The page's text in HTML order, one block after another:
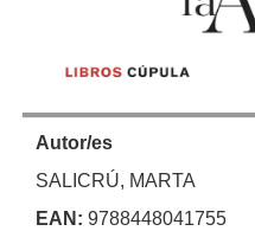
Autor/es
SALICRÚ, MARTA
EAN: 9788448041755